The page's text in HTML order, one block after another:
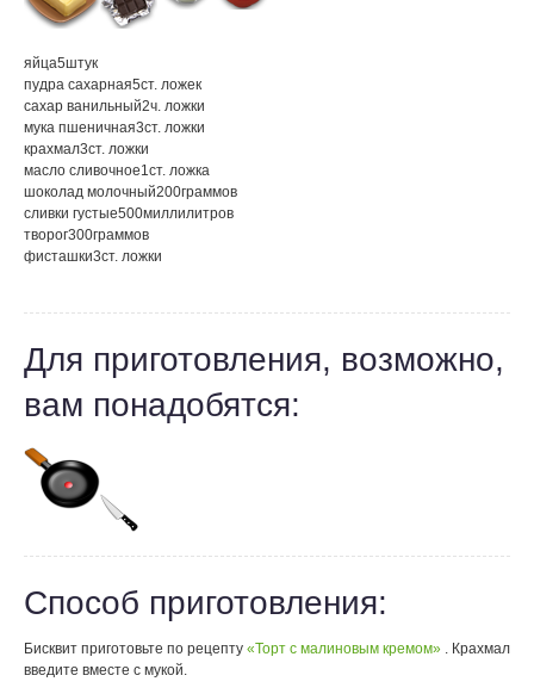
яйца5штук
пудра сахарная5ст. ложек
сахар ванильный2ч. ложки
мука пшеничная3ст. ложки
крахмал3ст. ложки
масло сливочное1ст. ложка
шоколад молочный200граммов
сливки густые500миллилитров
творог300граммов
фисташки3ст. ложки
Для приготовления, возможно,
вам понадобятся:
Способ приготовления:
Бисквит приготовьте по рецепту «Торт с малиновым кремом» . Крахмал
введите вместе с мукой.